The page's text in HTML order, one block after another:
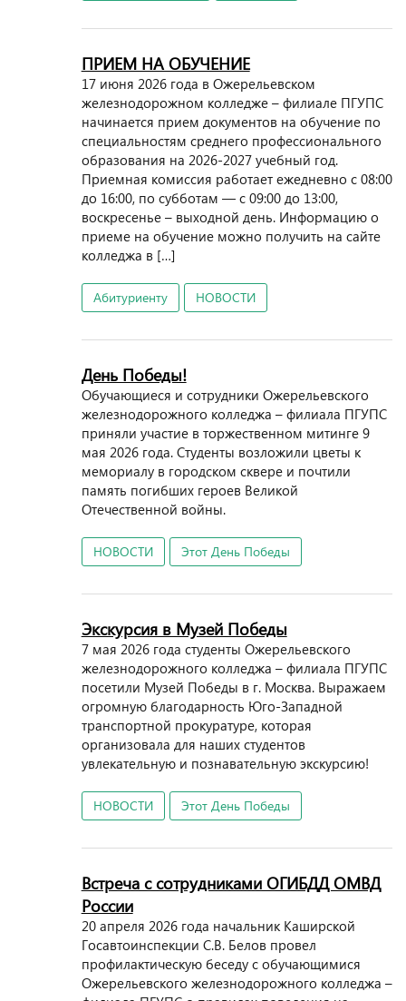
ПРИЕМ НА ОБУЧЕНИЕ
17 июня 2026 года в Ожерельевском
железнодорожном колледже – филиале ПГУПС
начинается прием документов на обучение по
специальностям среднего профессионального
образования на 2026-2027 учебный год.
Приемная комиссия работает ежедневно с 08:00
до 16:00, по субботам — с 09:00 до 13:00,
воскресенье – выходной день. Информацию о
приеме на обучение можно получить на сайте
колледжа в […]
Абитуриенту НОВОСТИ
День Победы!
Обучающиеся и сотрудники Ожерельевского
железнодорожного колледжа – филиала ПГУПС
приняли участие в торжественном митинге 9
мая 2026 года. Студенты возложили цветы к
мемориалу в городском сквере и почтили
память погибших героев Великой
Отечественной войны.
НОВОСТИ Этот День Победы
Экскурсия в Музей Победы
7 мая 2026 года студенты Ожерельевского
железнодорожного колледжа – филиала ПГУПС
посетили Музей Победы в г. Москва. Выражаем
огромную благодарность Юго-Западной
транспортной прокуратуре, которая
организовала для наших студентов
увлекательную и познавательную экскурсию!
НОВОСТИ Этот День Победы
Встреча с сотрудниками ОГИБДД ОМВД
России
20 апреля 2026 года начальник Каширской
Госавтоинспекции С.В. Белов провел
профилактическую беседу с обучающимися
Ожерельевского железнодорожного колледжа –